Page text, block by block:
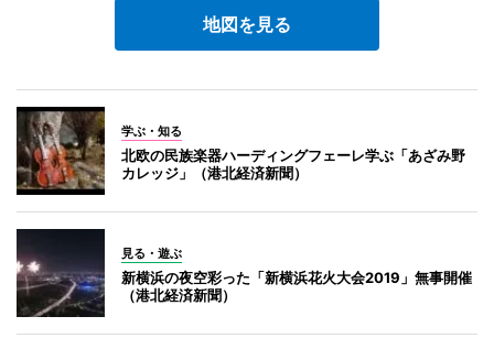
地図を見る
学ぶ・知る
北欧の民族楽器ハーディングフェーレ学ぶ「あざみ野
カレッジ」（港北経済新聞）
見る・遊ぶ
新横浜の夜空彩った「新横浜花火大会2019」無事開催
（港北経済新聞）